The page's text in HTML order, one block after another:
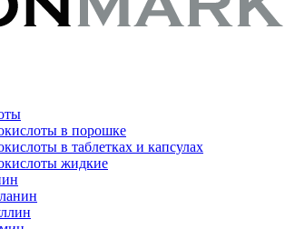
в порошке
в таблетках и капсулах
жидкие